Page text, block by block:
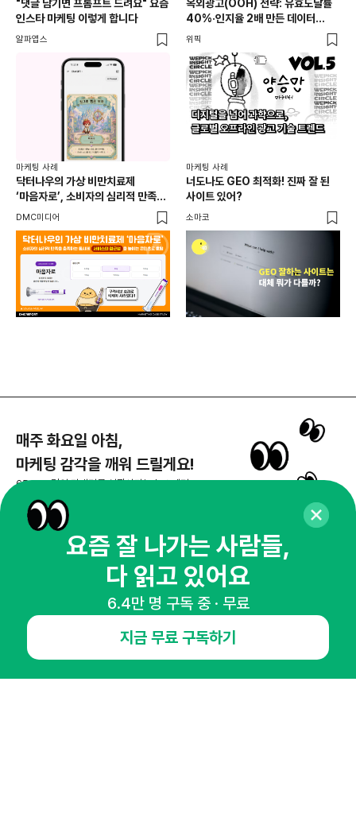
"댓글 남기면 프롬프트 드려요" 요즘
인스타 마케팅 이렇게 합니다
알파앱스
옥외광고(OOH) 전략: 유효도달률
40%·인지율 2배 만든 데이터
활용법 | 애드타입 양승만 이사
위픽
마케팅 사례
닥터나우의 가상 비만치료제
‘마음자로’, 소비자의 심리적 만족을
충족하는 동시에 서비스의 접근성을
DMC미디어
마케팅 사례
너도나도 GEO 최적화! 진짜 잘 된
사이트 있어?
소마코
매주 화요일 아침,
마케팅 감각을 깨워 드릴게요!
65,043명의 마케터를 성장시키는 뉴스레터
뉴스레터 구독하기
공지사항 제휴문의
인사이터 신청
뉴스레터
광고안내
요즘 잘 나가는 사람들,
다 읽고 있어요
6.4만 명 구독 중 · 무료
지금 무료 구독하기